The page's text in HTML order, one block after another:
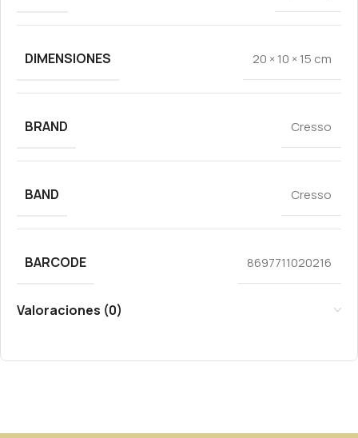
DIMENSIONES 20 × 10 × 15 cm
BRAND Cresso
BAND Cresso
BARCODE 8697711020216
Valoraciones (0)